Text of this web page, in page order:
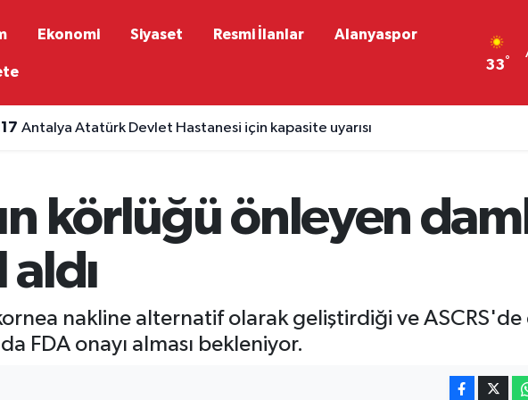
Ekonomi Siyaset Resmi İlanlar Alanyaspor
33°
Antalya Atatürk Devlet Hastanesi için kapasite uyarısı
körlüğü önleyen
nakline alternatif olarak geliştirdiği ve ASCRS'de
FDA onayı alması bekleniyor.